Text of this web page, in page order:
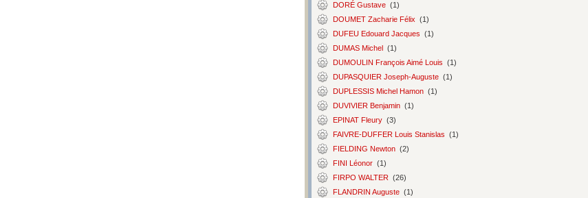
DORÉ Gustave (1)
DOUMET Zacharie Félix (1)
DUFEU Edouard Jacques (1)
DUMAS Michel (1)
DUMOULIN François Aimé Louis (1)
DUPASQUIER Joseph-Auguste (1)
DUPLESSIS Michel Hamon (1)
DUVIVIER Benjamin (1)
EPINAT Fleury (3)
FAIVRE-DUFFER Louis Stanislas (1)
FIELDING Newton (2)
FINI Léonor (1)
FIRPO WALTER (26)
FLANDRIN Auguste (1)